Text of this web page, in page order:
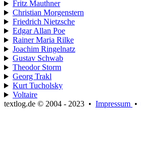
Fritz Mauthner
Christian Morgenstern
Friedrich Nietzsche
Edgar Allan Poe
Rainer Maria Rilke
Joachim Ringelnatz
Gustav Schwab
Theodor Storm
Georg Trakl
Kurt Tucholsky
Voltaire
textlog.de © 2004 - 2023 • Impressum •